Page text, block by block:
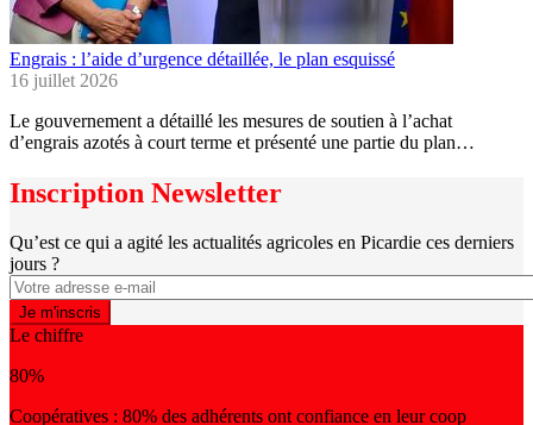
Engrais : l’aide d’urgence détaillée, le plan esquissé
16 juillet 2026
Le gouvernement a détaillé les mesures de soutien à l’achat
d’engrais azotés à court terme et présenté une partie du plan…
Inscription Newsletter
Qu’est ce qui a agité les actualités agricoles en Picardie ces derniers
jours ?
Le chiffre
80%
Coopératives : 80% des adhérents ont confiance en leur coop